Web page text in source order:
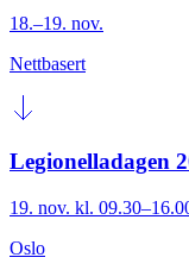
18.–19. nov.
Nettbasert
Legionelladagen
19. nov. kl.
Oslo